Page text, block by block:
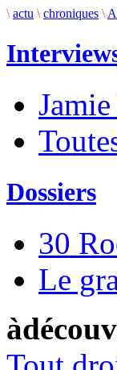
\ actu \ chroniques \
Dossiers
30
Le